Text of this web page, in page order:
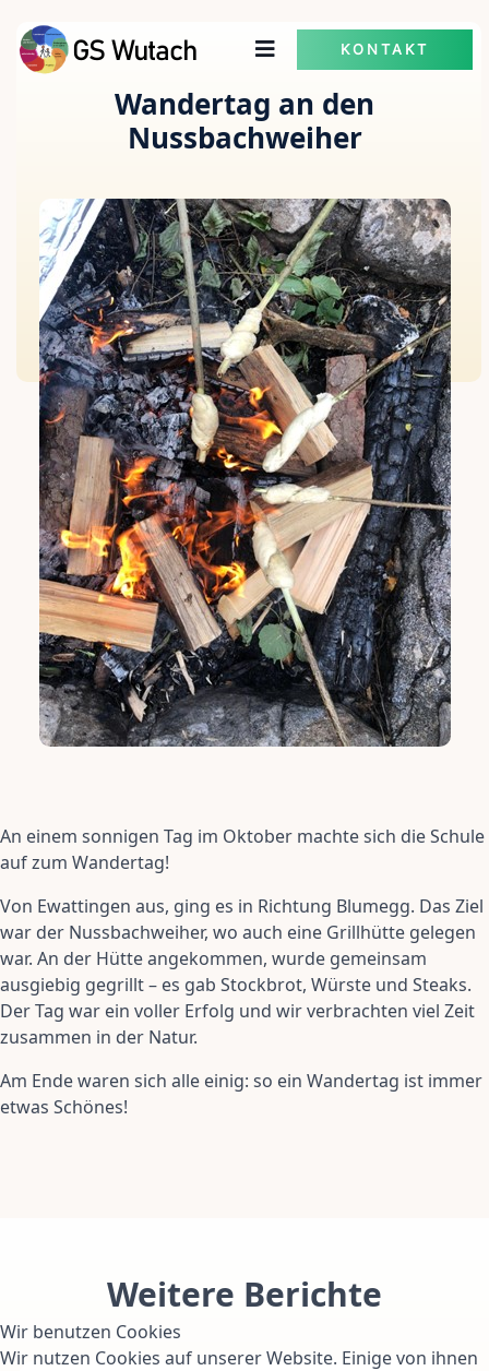
KONTAKT
Wandertag an den
Nussbachweiher
An einem sonnigen Tag im Oktober machte sich die Schule
auf zum Wandertag!
Von Ewattingen aus, ging es in Richtung Blumegg. Das Ziel
war der Nussbachweiher, wo auch eine Grillhütte gelegen
war. An der Hütte angekommen, wurde gemeinsam
ausgiebig gegrillt – es gab Stockbrot, Würste und Steaks.
Der Tag war ein voller Erfolg und wir verbrachten viel Zeit
zusammen in der Natur.
Am Ende waren sich alle einig: so ein Wandertag ist immer
etwas Schönes!
Weitere Berichte
Wir benutzen Cookies
Wir nutzen Cookies auf unserer Website. Einige von ihnen